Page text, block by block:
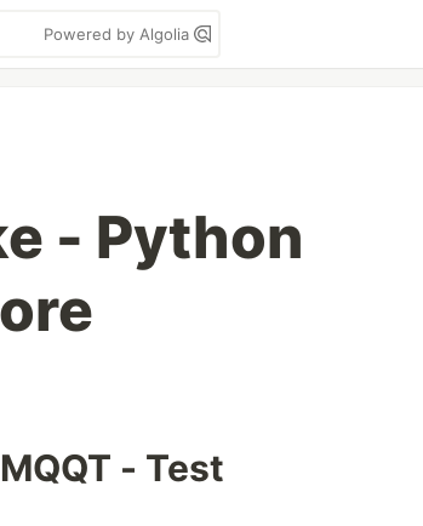
Powered by Algolia
- Python
- Test